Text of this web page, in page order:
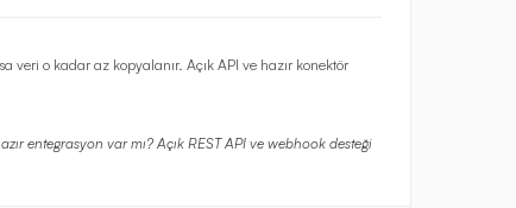
veri o kadar az kopyalanır. Açık API ve hazır konektör
entegrasyon var mı? Açık REST API ve webhook desteği